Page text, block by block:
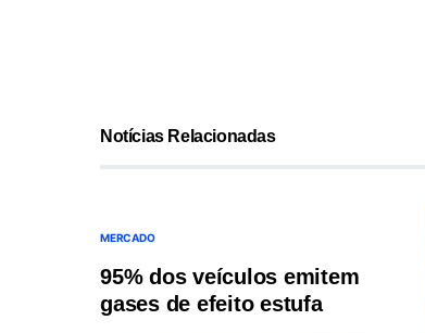
Notícias Relacionadas
MERCADO
95% dos veículos emitem
gases de efeito estufa